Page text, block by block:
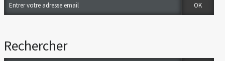
Rechercher